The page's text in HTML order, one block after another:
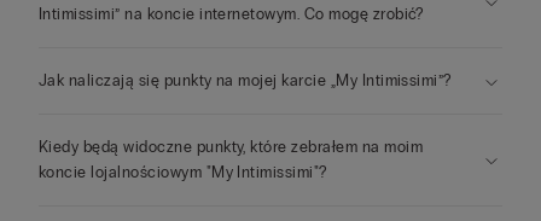
Intimissimi” na koncie internetowym. Co mogę zrobić?
Jak naliczają się punkty na mojej karcie „My Intimissimi”?
Kiedy będą widoczne punkty, które zebrałem na moim
koncie lojalnościowym "My Intimissimi"?